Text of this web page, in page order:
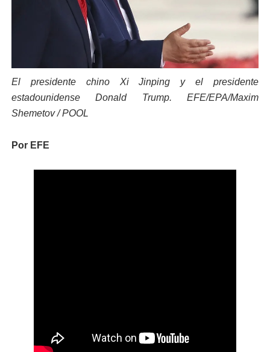
El presidente chino Xi Jinping y el presidente
estadounidense Donald Trump. EFE/EPA/Maxim
Shemetov / POOL
Por EFE